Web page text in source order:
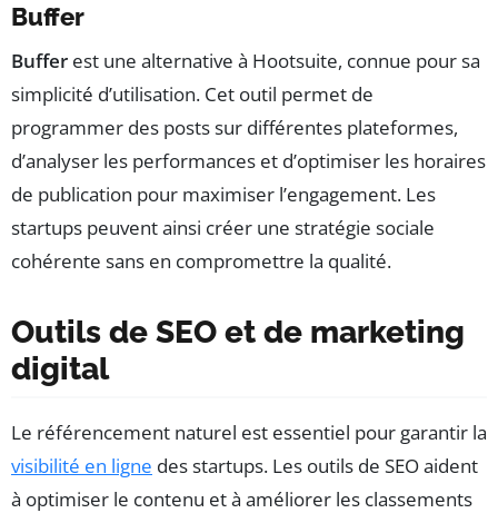
Buffer
Buffer est une alternative à Hootsuite, connue pour sa
simplicité d’utilisation. Cet outil permet de
programmer des posts sur différentes plateformes,
d’analyser les performances et d’optimiser les horaires
de publication pour maximiser l’engagement. Les
startups peuvent ainsi créer une stratégie sociale
cohérente sans en compromettre la qualité.
Outils de SEO et de marketing
digital
Le référencement naturel est essentiel pour garantir la
visibilité en ligne des startups. Les outils de SEO aident
à optimiser le contenu et à améliorer les classements